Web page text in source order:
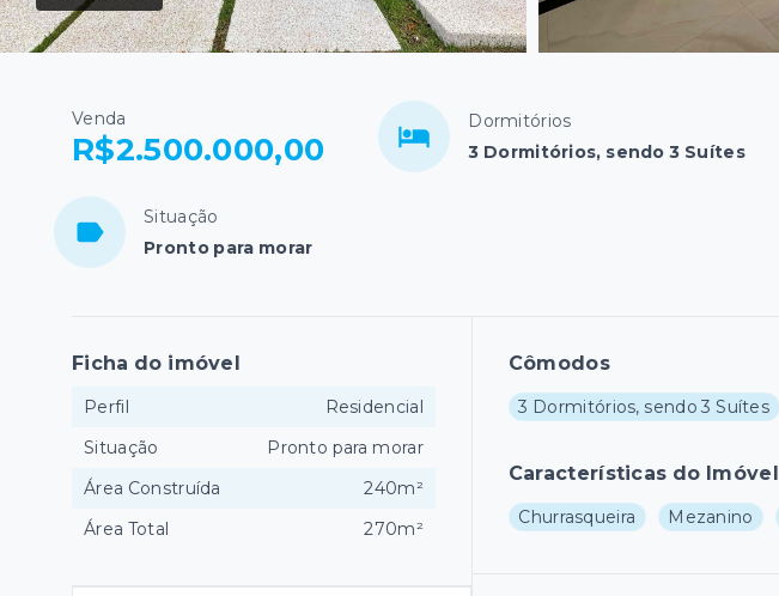
Venda
R$2.500.000,00
Dormitórios
3 Dormitórios, sendo 3 Suítes
Situação
Pronto para morar
Cômodos
3 Dormitórios, sendo 3 Suítes
Características do Imóvel
Churrasqueira Mezanino
Ficha do imóvel
Perfil
Residencial
Situação
Pronto para morar
Área Construída
240m²
Área Total
270m²